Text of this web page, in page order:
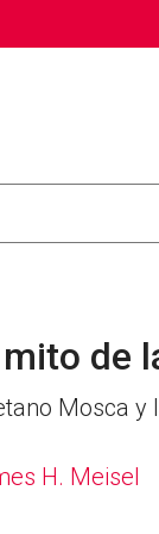
mito de
Mosca y
H. Meisel